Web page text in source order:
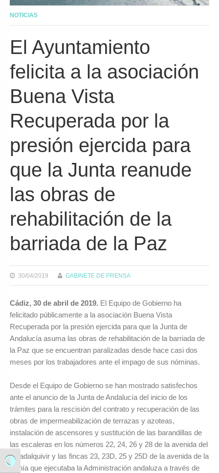
Alternar alto contraste
NOTICIAS
El Ayuntamiento
felicita a la asociación
Buena Vista
Recuperada por la
presión ejercida para
que la Junta reanude
las obras de
rehabilitación de la
barriada de la Paz
30/04/2019 GABINETE DE PRENSA
Cádiz, 30 de abril de 2019. El Equipo de Gobierno ha
felicitado públicamente a la asociación Buena Vista
Recuperada por la presión ejercida para que la Junta de
Andalucía asuma las obras de rehabilitación de la barriada de
la Paz que se encuentran paralizadas desde hace casi dos
meses por los trabajadores ante el impago de sus nóminas.
Desde el Equipo de Gobierno se han mostrado satisfechos
ante el anuncio de la Junta de Andalucía del inicio de los
trámites para la rescisión del contrato y recuperación de las
obras de impermeabilización de terrazas y azoteas,
instalación de ascensores y sustitución de las barandillas de
las escaleras en los números 22, 24, 26 y 28 de la avenida del
Guadalquivir y las fincas 23, 23D, 25 y 25D de la avenida de la
Bahía que ejecutaba la Administración andaluza a través de